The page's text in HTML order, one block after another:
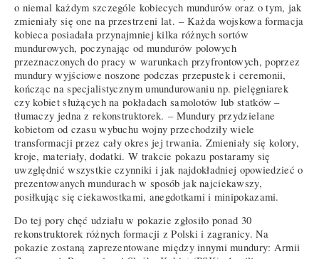
o niemal każdym szczególe kobiecych mundurów oraz o tym, jak
zmieniały się one na przestrzeni lat. – Każda wojskowa formacja
kobieca posiadała przynajmniej kilka różnych sortów
mundurowych, poczynając od mundurów polowych
przeznaczonych do pracy w warunkach przyfrontowych, poprzez
mundury wyjściowe noszone podczas przepustek i ceremonii,
kończąc na specjalistycznym umundurowaniu np. pielęgniarek
czy kobiet służących na pokładach samolotów lub statków –
tłumaczy jedna z rekonstruktorek. – Mundury przydzielane
kobietom od czasu wybuchu wojny przechodziły wiele
transformacji przez cały okres jej trwania. Zmieniały się kolory,
kroje, materiały, dodatki. W trakcie pokazu postaramy się
uwzględnić wszystkie czynniki i jak najdokładniej opowiedzieć o
prezentowanych mundurach w sposób jak najciekawszy,
posiłkując się ciekawostkami, anegdotkami i minipokazami.
Do tej pory chęć udziału w pokazie zgłosiło ponad 30
rekonstruktorek różnych formacji z Polski i zagranicy. Na
pokazie zostaną zaprezentowane między innymi mundury: Armii